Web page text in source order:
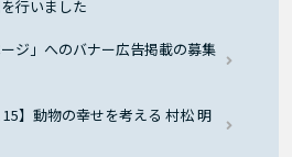
行いました
ジ」へのバナー広告掲載の募集
15】動物の幸せを考える 村松 明